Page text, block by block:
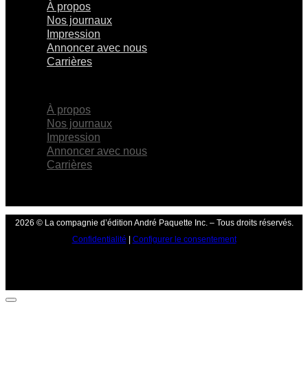
À propos
Nos journaux
Impression
Annoncer avec nous
Carrières
À propos
Nos journaux
Impression
Annoncer avec nous
Carrières
2026 © La compagnie d’édition André Paquette Inc. – Tous droits réservés.
Confidentialité
Configurer le consentement